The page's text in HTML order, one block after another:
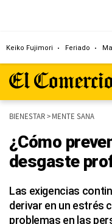
Keiko Fujimori Feriado
BIENESTAR> MENTE SANA
¿Cómo
desgaste
Las exigencias
derivar en un estrés
problemas en las